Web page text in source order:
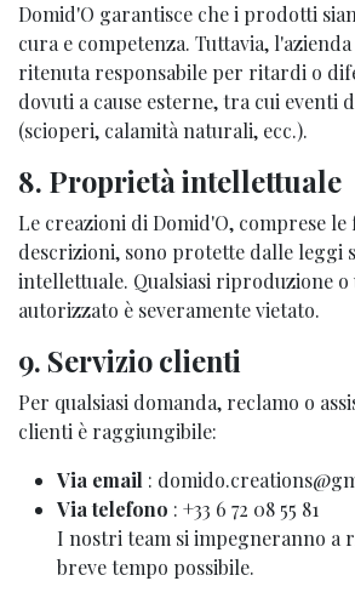
Domid'O garantisce che i prodotti
cura e competenza. Tuttavia,
ritenuta responsabile per ritardi o
dovuti a cause esterne, tra cui eventi
(scioperi, calamità naturali, ecc.).
8. Proprietà intellettuale
Le creazioni di Domid'O, comprese le
descrizioni, sono protette dalle leggi
intellettuale. Qualsiasi riproduzione
autorizzato è severamente vietato.
9. Servizio clienti
Per qualsiasi domanda, reclamo o
clienti è raggiungibile:
Via email :
Via telefono : +33 6 72 08 55 81
I nostri team si impegneranno a
breve tempo possibile.